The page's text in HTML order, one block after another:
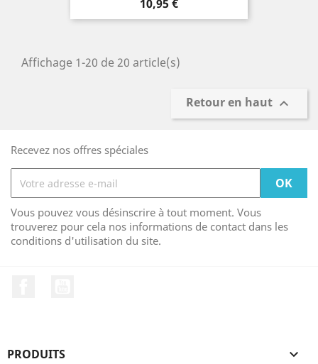
10,95 €
Affichage 1-20 de 20 article(s)
Retour en haut 
Recevez nos offres spéciales
Vous pouvez vous désinscrire à tout moment. Vous
trouverez pour cela nos informations de contact dans les
conditions d'utilisation du site.
PRODUITS 